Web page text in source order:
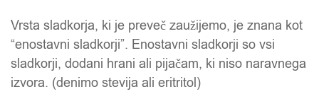
Vrsta sladkorja, ki je preveč zaužijemo, je znana kot
“enostavni sladkorji”. Enostavni sladkorji so vsi
sladkorji, dodani hrani ali pijačam, ki niso naravnega
izvora. (denimo stevija ali eritritol)